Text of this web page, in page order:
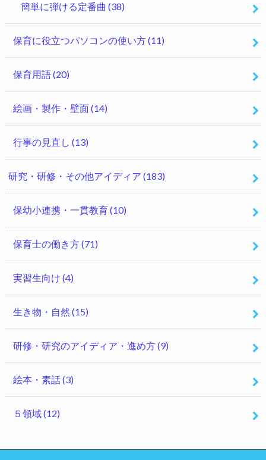
簡単に弾ける定番曲 (38)
保育に役立つパソコンの使い方(11)
保育用語(20)
絵画・製作・壁面(14)
行事の見直し (13)
研究・研修・その他アイディア (183)
保幼小連携・一貫教育(10)
保育士の働き方(71)
実習生向け (4)
生き物・自然 (15)
研修・研究のアイディア・進め方(9)
絵本・素話(3)
５領域(12)